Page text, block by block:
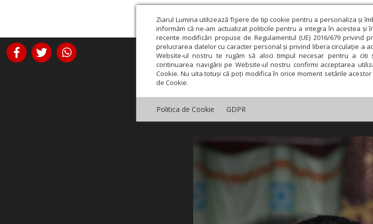
Ziarul Lumina utilizează fişiere de tip cookie pentru a personaliza și
informăm că ne-am actualizat politicile pentru a integra în acestea și
recente modificări propuse de Regulamentul (UE) 2016/679 privind
prelucrarea datelor cu caracter personal și privind libera circulație a
Website-ul nostru te rugăm să aloci timpul necesar pentru a citi
continuarea navigării pe Website-ul nostru confirmi acceptarea
Cookie. Nu uita totuși că poți modifica în orice moment setările
de Cookie.
Politica de Cookie GDPR